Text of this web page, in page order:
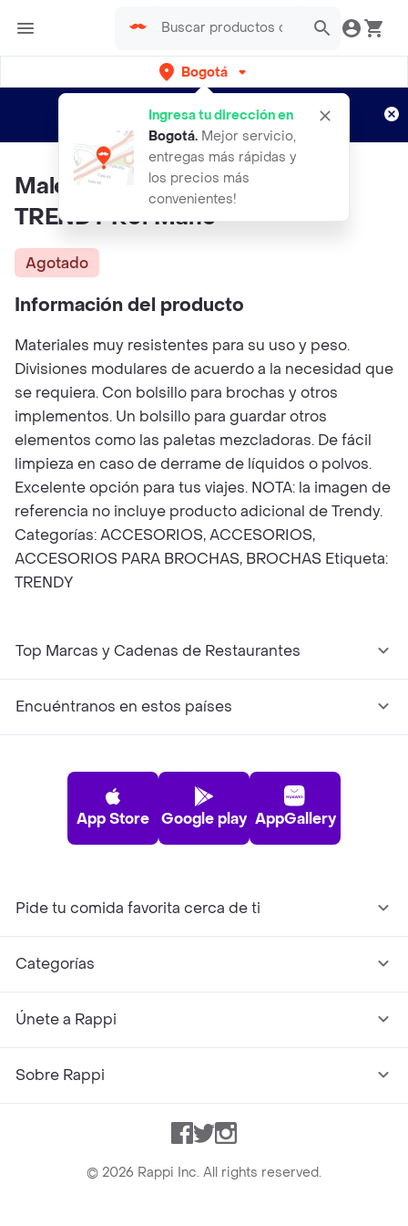
Bogotá
Ingresa tu dirección en
Bogotá. Mejor servicio,
entregas más rápidas y
los precios más
convenientes!
envíos gratis por semanas
Aplican TyC
Maleta Mediana De Maquillaje
TRENDY Ref Mane
Agotado
Información del producto
Materiales muy resistentes para su uso y peso.
Divisiones modulares de acuerdo a la necesidad que
se requiera. Con bolsillo para brochas y otros
implementos. Un bolsillo para guardar otros
elementos como las paletas mezcladoras. De fácil
limpieza en caso de derrame de líquidos o polvos.
Excelente opción para tus viajes. NOTA: la imagen de
referencia no incluye producto adicional de Trendy.
Categorías: ACCESORIOS, ACCESORIOS,
ACCESORIOS PARA BROCHAS, BROCHAS Etiqueta:
TRENDY
Top Marcas y Cadenas de Restaurantes
Encuéntranos en estos países
App Store Google play AppGallery
Pide tu comida favorita cerca de ti
Categorías
Únete a Rappi
Sobre Rappi
Facebook
TwitterInstagram
© 2026 Rappi Inc. All rights reserved.